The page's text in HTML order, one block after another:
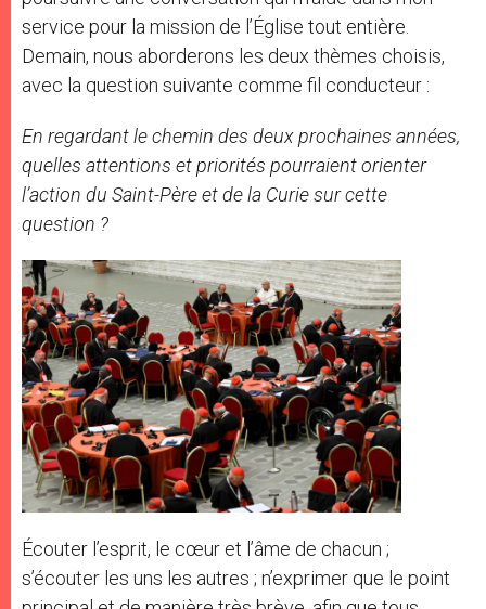
service pour la mission de l’Église tout entière.
Demain, nous aborderons les deux thèmes choisis,
avec la question suivante comme fil conducteur :
En regardantlechemin des deuxprochaines années,
quelles attentions etpriorités pourraientorienter
l’action du Saint-Pèreetdela Curiesurcette
question ?
Écouter l’esprit, le cœur et l’âme de chacun ;
s’écouter les uns les autres ; n’exprimer que le point